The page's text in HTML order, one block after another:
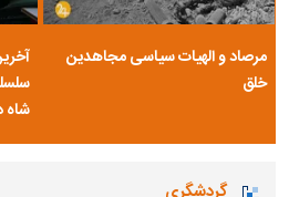
مرصاد و الهیات سیاسی مجاهدین
خلق
شاه